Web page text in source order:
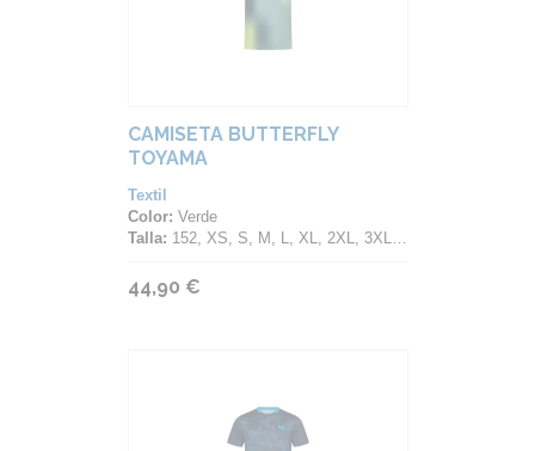
CAMISETA BUTTERFLY
TOYAMA
Textil
Color: Verde
Talla: 152, XS, S, M, L, XL, 2XL, 3XL, 4XL
44,90 €